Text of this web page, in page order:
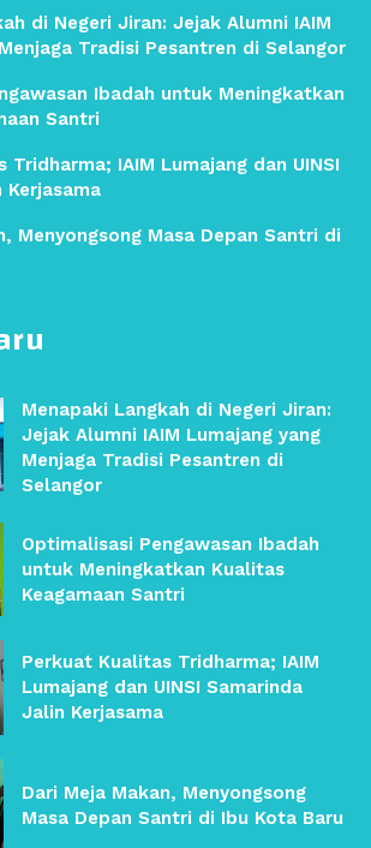
Menapaki Langkah di Negeri Jiran:
Jejak Alumni IAIM Lumajang yang
Menjaga Tradisi Pesantren di
Selangor
Optimalisasi Pengawasan Ibadah
untuk Meningkatkan Kualitas
Keagamaan Santri
Perkuat Kualitas Tridharma; IAIM
Lumajang dan UINSI Samarinda
Jalin Kerjasama
Dari Meja Makan, Menyongsong
Masa Depan Santri di Ibu Kota Baru
di Negeri Jiran: Jejak Alumni IAIM
Tradisi Pesantren di Selangor
Ibadah untuk Meningkatkan
Santri
Tridharma; IAIM Lumajang dan UINSI
Kerjasama
Menyongsong Masa Depan Santri di